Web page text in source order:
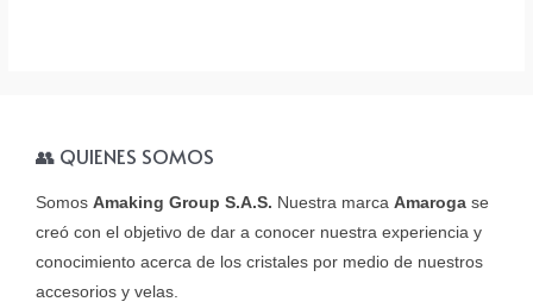
👥 QUIENES SOMOS
Somos Amaking Group S.A.S. Nuestra marca Amaroga se
creó con el objetivo de dar a conocer nuestra experiencia y
conocimiento acerca de los cristales por medio de nuestros
accesorios y velas.